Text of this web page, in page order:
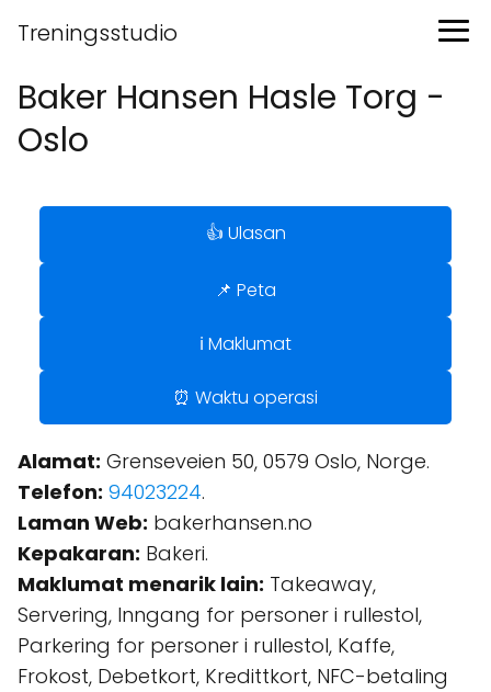
Treningsstudio
Baker Hansen Hasle Torg -
Oslo
👍 Ulasan
📌 Peta
ℹ️ Maklumat
⏰ Waktu operasi
Alamat: Grenseveien 50, 0579 Oslo, Norge.
Telefon: 94023224.
Laman Web: bakerhansen.no
Kepakaran: Bakeri.
Maklumat menarik lain: Takeaway,
Servering, Inngang for personer i rullestol,
Parkering for personer i rullestol, Kaffe,
Frokost, Debetkort, Kredittkort, NFC-betaling